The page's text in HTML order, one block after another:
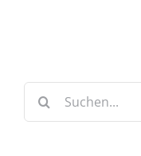
Suche